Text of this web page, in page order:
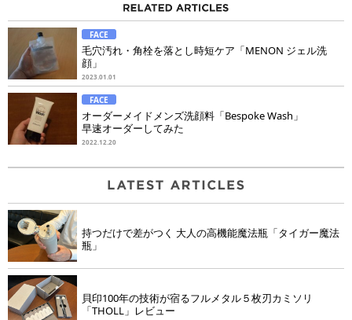
FACE
毛穴汚れ・角栓を落とし時短ケア「MENON ジェル洗
顔」
2023.01.01
FACE
オーダーメイドメンズ洗顔料「Bespoke Wash」
早速オーダーしてみた
2022.12.20
持つだけで差がつく 大人の高機能魔法瓶「タイガー魔法
瓶」
貝印100年の技術が宿るフルメタル５枚刃カミソリ
「THOLL」レビュー